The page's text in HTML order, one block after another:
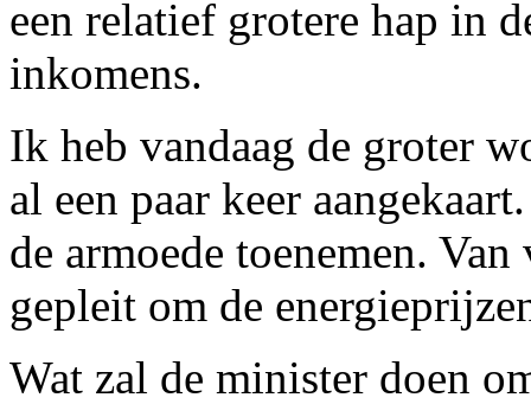
een relatief grotere hap in
inkomens.
Ik heb vandaag de groter
al een paar keer
de armoede toenemen.
gepleit om de
Wat zal de minister doen